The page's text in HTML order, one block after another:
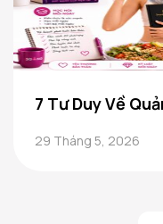
29 Tháng 5, 2026